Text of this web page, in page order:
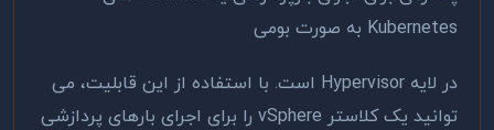
Kubernetes به صورت بومی
در لایه Hypervisor است. با استفاده از این قابلیت، می
توانید یک کلاستر vSphere را برای اجرای بارهای پردازشی